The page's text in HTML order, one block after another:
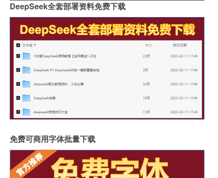
DeepSeek全套部署资料免费下载
免费可商用字体批量下载